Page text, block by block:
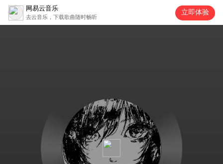
网易云音乐
去云音乐，下载歌曲随时畅听
立即体验